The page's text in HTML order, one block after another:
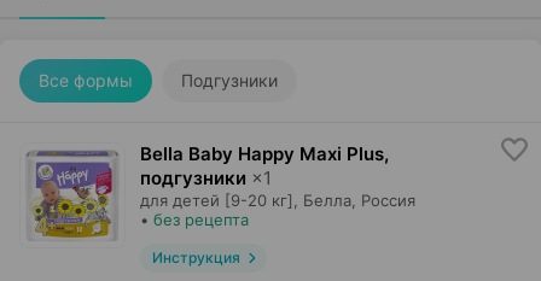
Все формы Подгузники
Bella Baby Happy Maxi Plus,
подгузники ×1
для детей [9-20 кг], Белла , Россия
• без рецепта
Инструкция